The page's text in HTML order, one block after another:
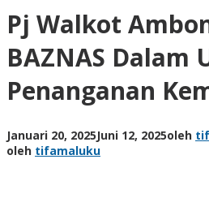
Pj Walkot
BAZNAS Dalam
Penanganan
Januari 20, 2025Juni 12, 2025oleh
oleh tifamaluku